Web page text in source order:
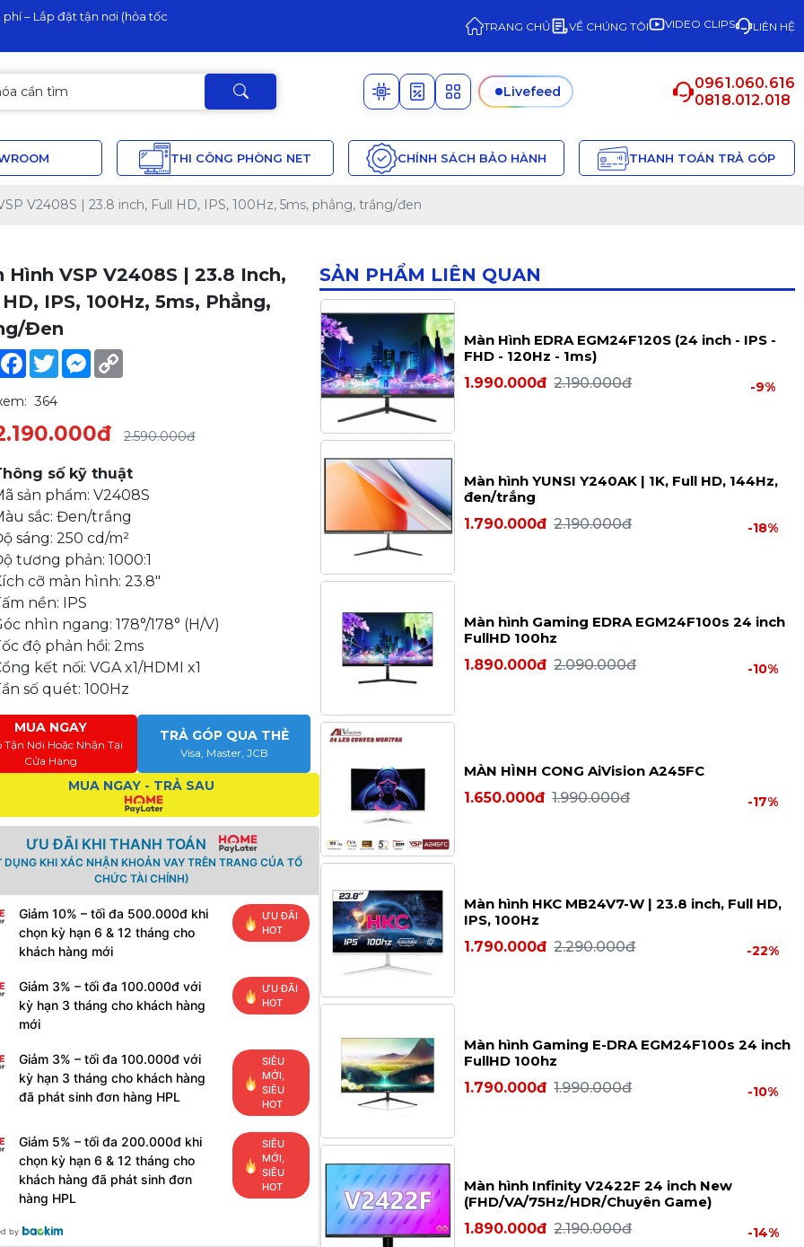
phí – Lắp đặt tận nơi (hỏa tốc
TRANG CHỦ VỀ CHÚNG TÔI VIDEO CLIPS LIÊN HỆ
Livefeed
0961.060.616
0818.012.018
THI CÔNG PHÒNG NET CHÍNH SÁCH BẢO HÀNH THANH TOÁN TRẢ GÓP
V2408S | 23.8 inch, Full HD, IPS, 100Hz, 5ms, phẳng, trắng/đen
Hình VSP V2408S | 23.8 Inch,
IPS, 100Hz, 5ms, Phẳng,
đen
Facebook
TwitterMessenger
364
2.590.000đ
số kỹ thuật
sản phẩm: V2408S
sắc: Đen/trắng
sáng: 250 cd/m²
tương phản: 1000:1
cỡ màn hình: 23.8"
nền: IPS
nhìn ngang: 178°/178° (H/V)
độ phản hồi: 2ms
kết nối: VGA x1/HDMI x1
số quét: 100Hz
MUA NGAY
Tận Nơi Hoặc Nhận Tại
Cửa Hàng
TRẢ GÓP QUA THẺ
Visa, Master, JCB
MUA NGAY - TRẢ SAU
ƯU ĐÃI KHI THANH TOÁN
DỤNG KHI XÁC NHẬN KHOẢN VAY TRÊN TRANG CỦA TỔ
CHỨC TÀI CHÍNH)
Giảm 10% – tối đa 500.000đ khi
chọn kỳ hạn 6 & 12 tháng cho
khách hàng mới
ƯU ĐÃI
HOT
Giảm 3% – tối đa 100.000đ với
kỳ hạn 3 tháng cho khách hàng
mới
ƯU ĐÃI
HOT
Giảm 3% – tối đa 100.000đ với
kỳ hạn 3 tháng cho khách hàng
đã phát sinh đơn hàng HPL
SIÊU
MỚI,
SIÊU
HOT
Giảm 5% – tối đa 200.000đ khi
chọn kỳ hạn 6 & 12 tháng cho
khách hàng đã phát sinh đơn
hàng HPL
SIÊU
MỚI,
SIÊU
HOT
by
SẢN PHẨM LIÊN QUAN
Màn Hình EDRA EGM24F120S (24 inch - IPS -
FHD - 120Hz - 1ms)
1.990.000đ 2.190.000đ -9%
Màn hình YUNSI Y240AK | 1K, Full HD, 144Hz,
đen/trắng
1.790.000đ 2.190.000đ -18%
Màn hình Gaming EDRA EGM24F100s 24 inch
FullHD 100hz
1.890.000đ 2.090.000đ -10%
MÀN HÌNH CONG AiVision A245FC
1.650.000đ 1.990.000đ -17%
Màn hình HKC MB24V7-W | 23.8 inch, Full HD,
IPS, 100Hz
1.790.000đ 2.290.000đ -22%
Màn hình Gaming E-DRA EGM24F100s 24 inch
FullHD 100hz
1.790.000đ 1.990.000đ -10%
Màn hình Infinity V2422F 24 inch New
(FHD/VA/75Hz/HDR/Chuyên Game)
1.890.000đ 2.190.000đ -14%